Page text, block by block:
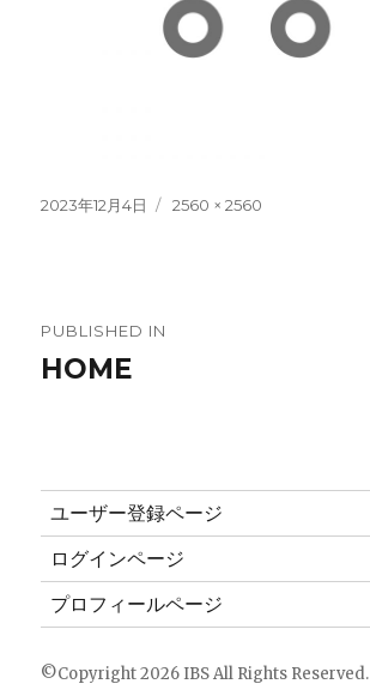
Posted
2023年12月4日
Full
2560 × 2560
Post
navigation
PUBLISHED IN
HOME
ユーザー登録ページ
ログインページ
プロフィールページ
©Copyright 2026 IBSAll Rights Reserved.